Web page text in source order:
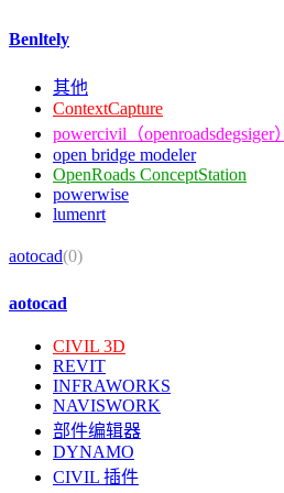
Benltely
其他
ContextCapture
powercivil（openroadsdegsiger）
open bridge modeler
OpenRoads ConceptStation
powerwise
lumenrt
aotocad(0)
aotocad
CIVIL 3D
REVIT
INFRAWORKS
NAVISWORK
部件编辑器
DYNAMO
CIVIL 插件